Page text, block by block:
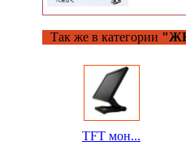
Так же в категории
TFT мон...